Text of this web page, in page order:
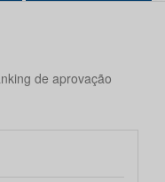
de aprovação